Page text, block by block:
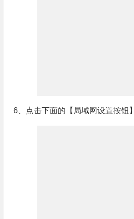
6、点击下面的【局域网设置按钮